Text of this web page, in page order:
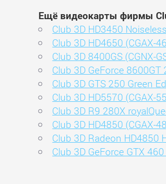
Ещё видеокарты фирмы
Club 3D HD3450
Club 3D HD4650 (CGAX-
Club 3D 8400GS (CGNX-
Club 3D GeForce 8600GT
Club 3D GTS 250 Green
Club 3D HD5570 (CGAX-
Club 3D R9 280X
Club 3D HD4850 (CGAX-
Club 3D Radeon HD4850
Club 3D GeForce GTX